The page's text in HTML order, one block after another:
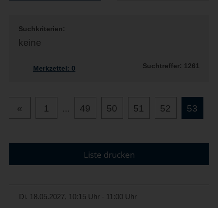
Suchkriterien:
keine
Merkzettel: 0 Suchtreffer: 1261
« 1 ... 49 50 51 52 53
Liste drucken
Di. 18.05.2027, 10:15 Uhr - 11:00 Uhr